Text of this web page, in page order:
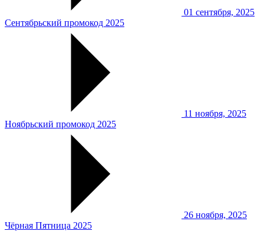
01 сентября, 2025
Сентябрьский промокод 2025
11 ноября, 2025
Ноябрьский промокод 2025
26 ноября, 2025
Чёрная Пятница 2025